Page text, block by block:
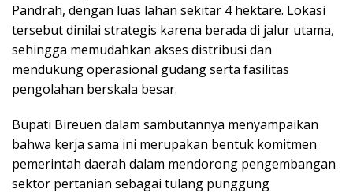
Pandrah, dengan luas lahan sekitar 4 hektare. Lokasi
tersebut dinilai strategis karena berada di jalur utama,
sehingga memudahkan akses distribusi dan
mendukung operasional gudang serta fasilitas
pengolahan berskala besar.
Bupati Bireuen dalam sambutannya menyampaikan
bahwa kerja sama ini merupakan bentuk komitmen
pemerintah daerah dalam mendorong pengembangan
sektor pertanian sebagai tulang punggung